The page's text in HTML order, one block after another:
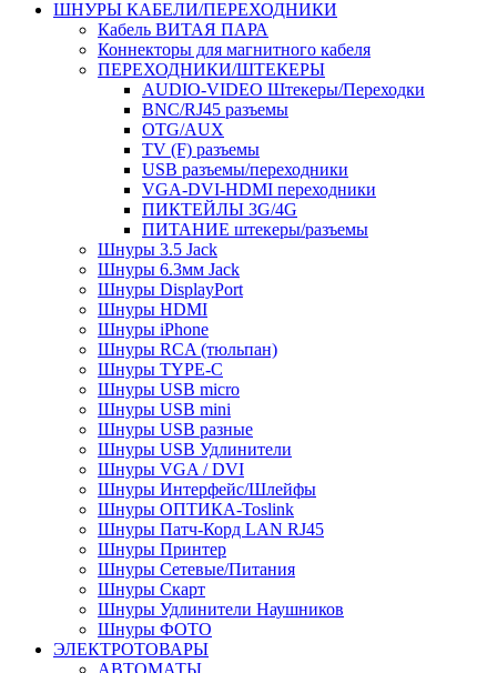
ШНУРЫ КАБЕЛИ/ПЕРЕХОДНИКИ
Кабель ВИТАЯ ПАРА
Коннекторы для магнитного кабеля
ПЕРЕХОДНИКИ/ШТЕКЕРЫ
AUDIO-VIDEO Штекеры/Переходки
BNC/RJ45 разъемы
OTG/AUX
TV (F) разъемы
USB разъемы/переходники
VGA-DVI-HDMI переходники
ПИКТЕЙЛЫ 3G/4G
ПИТАНИЕ штекеры/разъемы
Шнуры 3.5 Jack
Шнуры 6.3мм Jack
Шнуры DisplayPort
Шнуры HDMI
Шнуры iPhone
Шнуры RCA (тюльпан)
Шнуры TYPE-C
Шнуры USB micro
Шнуры USB mini
Шнуры USB разные
Шнуры USB Удлинители
Шнуры VGA / DVI
Шнуры Интерфейс/Шлейфы
Шнуры ОПТИКА-Toslink
Шнуры Патч-Корд LAN RJ45
Шнуры Принтер
Шнуры Сетевые/Питания
Шнуры Скарт
Шнуры Удлинители Наушников
Шнуры ФОТО
ЭЛЕКТРОТОВАРЫ
АВТОМАТЫ